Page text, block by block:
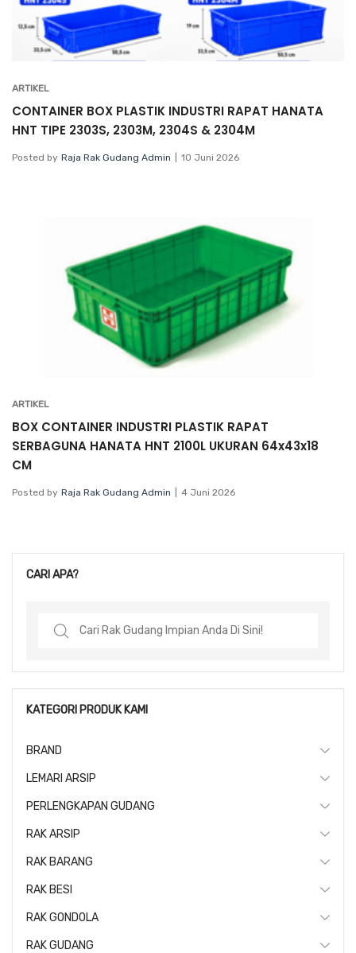
ARTIKEL
CONTAINER BOX PLASTIK INDUSTRI RAPAT HANATA
HNT TIPE 2303S, 2303M, 2304S & 2304M
Posted by Raja Rak Gudang Admin 10 Juni 2026
ARTIKEL
BOX CONTAINER INDUSTRI PLASTIK RAPAT
SERBAGUNA HANATA HNT 2100L UKURAN 64x43x18
CM
Posted by Raja Rak Gudang Admin 4 Juni 2026
CARI APA?
Search
KATEGORI PRODUK KAMI
BRAND
LEMARI ARSIP
PERLENGKAPAN GUDANG
RAK ARSIP
RAK BARANG
RAK BESI
RAK GONDOLA
RAK GUDANG